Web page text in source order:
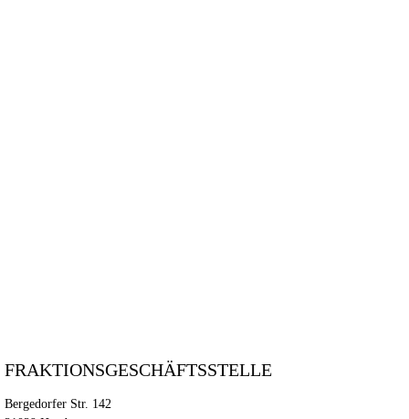
FRAKTIONSGESCHÄFTSSTELLE
Bergedorfer Str. 142